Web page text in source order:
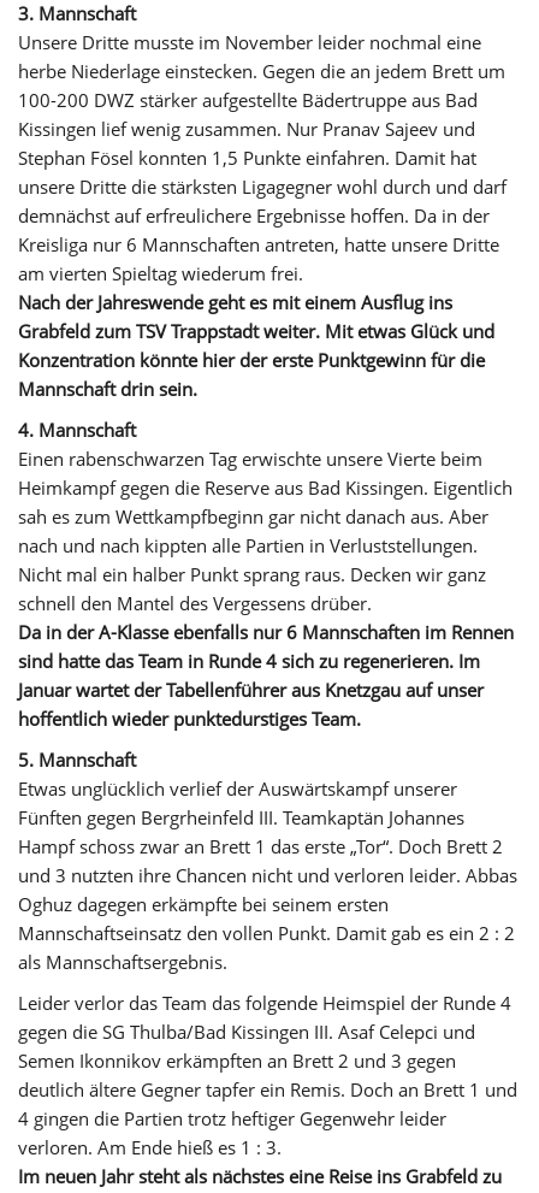
3. Mannschaft
Unsere Dritte musste im November leider nochmal eine
herbe Niederlage einstecken. Gegen die an jedem Brett um
100-200 DWZ stärker aufgestellte Bädertruppe aus Bad
Kissingen lief wenig zusammen. Nur Pranav Sajeev und
Stephan Fösel konnten 1,5 Punkte einfahren. Damit hat
unsere Dritte die stärksten Ligagegner wohl durch und darf
demnächst auf erfreulichere Ergebnisse hoffen. Da in der
Kreisliga nur 6 Mannschaften antreten, hatte unsere Dritte
am vierten Spieltag wiederum frei.
Nach der Jahreswende geht es mit einem Ausflug ins
Grabfeld zum TSV Trappstadt weiter. Mit etwas Glück und
Konzentration könnte hier der erste Punktgewinn für die
Mannschaft drin sein.
4. Mannschaft
Einen rabenschwarzen Tag erwischte unsere Vierte beim
Heimkampf gegen die Reserve aus Bad Kissingen. Eigentlich
sah es zum Wettkampfbeginn gar nicht danach aus. Aber
nach und nach kippten alle Partien in Verluststellungen.
Nicht mal ein halber Punkt sprang raus. Decken wir ganz
schnell den Mantel des Vergessens drüber.
Da in der A-Klasse ebenfalls nur 6 Mannschaften im Rennen
sind hatte das Team in Runde 4 sich zu regenerieren. Im
Januar wartet der Tabellenführer aus Knetzgau auf unser
hoffentlich wieder punktedurstiges Team.
5. Mannschaft
Etwas unglücklich verlief der Auswärtskampf unserer
Fünften gegen Bergrheinfeld III. Teamkaptän Johannes
Hampf schoss zwar an Brett 1 das erste „Tor“. Doch Brett 2
und 3 nutzten ihre Chancen nicht und verloren leider. Abbas
Oghuz dagegen erkämpfte bei seinem ersten
Mannschaftseinsatz den vollen Punkt. Damit gab es ein 2 : 2
als Mannschaftsergebnis.
Leider verlor das Team das folgende Heimspiel der Runde 4
gegen die SG Thulba/Bad Kissingen III. Asaf Celepci und
Semen Ikonnikov erkämpften an Brett 2 und 3 gegen
deutlich ältere Gegner tapfer ein Remis. Doch an Brett 1 und
4 gingen die Partien trotz heftiger Gegenwehr leider
verloren. Am Ende hieß es 1 : 3.
Im neuen Jahr steht als nächstes eine Reise ins Grabfeld zu